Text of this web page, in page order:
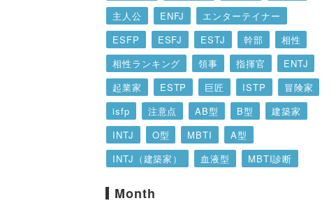
主人公
ENFJ
エンターテイナー
ESFP
ESFJ ESTJ 幹部
相性
相性ランキング
領事 指揮官
ENTJ
起業家
ESTP 巨匠 ISTP
冒険家
isfp
注意点 AB型 B型
建築家
INTJ
O型 MBTI
A型
INTJ（建築家）
血液型
MBTI診断
Month